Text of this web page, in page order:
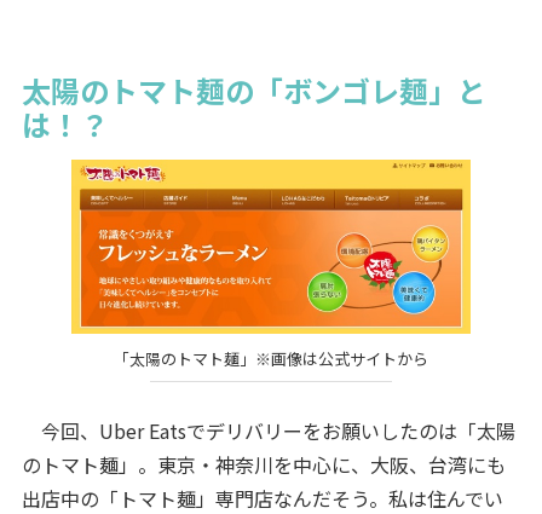
太陽のトマト麺の「ボンゴレ麺」と
は！？
「太陽のトマト麺」※画像は公式サイトから
今回、Uber Eatsでデリバリーをお願いしたのは「太陽
のトマト麺」。東京・神奈川を中心に、大阪、台湾にも
出店中の「トマト麺」専門店なんだそう。私は住んでい